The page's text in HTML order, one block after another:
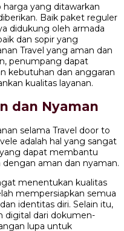
yang ditawarkan
Baik paket reguler
didukung oleh armada
dan sopir yang
Travel yang aman dan
penumpang dapat
kebutuhan dan anggaran
kualitas layanan.
dan Nyaman
selama Travel door to
adalah hal yang sangat
dapat membantu
aman dan nyaman.
menentukan kualitas
mempersiapkan semua
identitas diri. Selain itu,
digital dari dokumen-
lupa untuk